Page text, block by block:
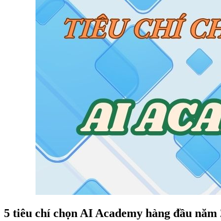
5 tiêu chí chọn AI Academy hàng đầu năm